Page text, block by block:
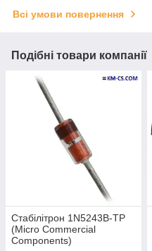
Всі умови повернення
Подібні товари компанії
Стабілітрон 1N5243B-TP
(Micro Commercial
Components)